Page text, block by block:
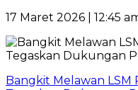
17 Maret 2026 | 12:45
Bangkit Melawan LSM